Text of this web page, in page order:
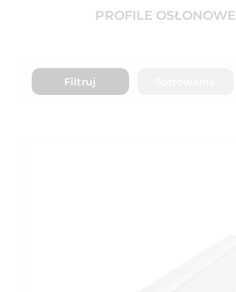
PROFILE OSŁONOWE
Filtruj